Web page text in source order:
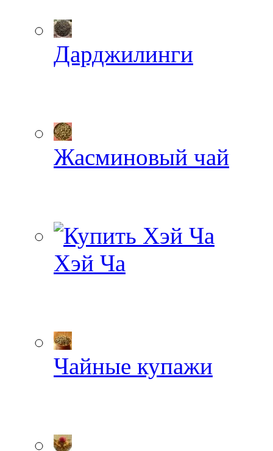
Дарджилинги
Жасминовый чай
Хэй Ча
Чайные купажи